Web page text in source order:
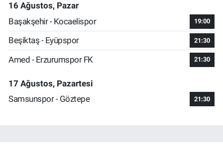
16 Ağustos, Pazar
Başakşehir - Kocaelispor
19:00
Beşiktaş - Eyüpspor 21:30
Amed - Erzurumspor FK 21:30
17 Ağustos, Pazartesi
Samsunspor - Göztepe
21:30